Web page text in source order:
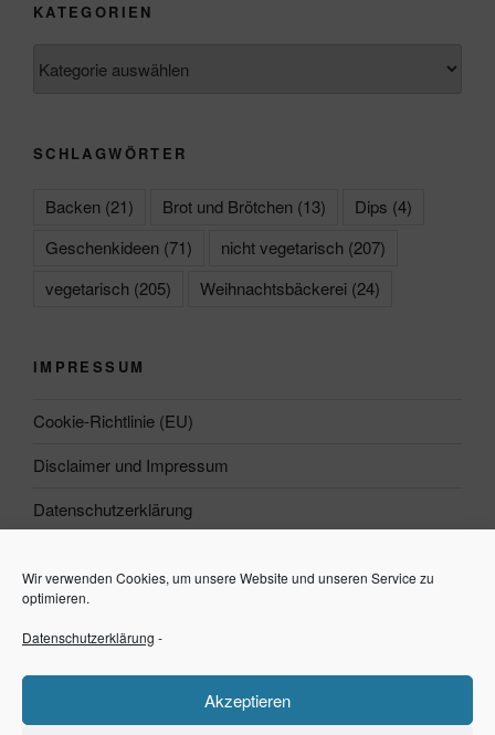
Wir verwenden Cookies, um unsere Website und unseren Service zu
optimieren.
Datenschutzerklärung -
Akzeptieren
KATEGORIEN
SCHLAGWÖRTER
Backen (21) Brot und Brötchen (13) Dips (4)
Geschenkideen (71) nicht vegetarisch (207)
vegetarisch (205) Weihnachtsbäckerei (24)
IMPRESSUM
Cookie-Richtlinie (EU)
Disclaimer und Impressum
Datenschutzerklärung
Suchen